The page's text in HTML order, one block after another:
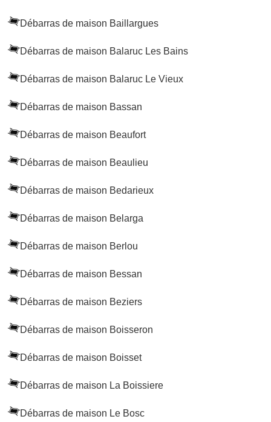
Débarras de maison Baillargues
Débarras de maison Balaruc Les Bains
Débarras de maison Balaruc Le Vieux
Débarras de maison Bassan
Débarras de maison Beaufort
Débarras de maison Beaulieu
Débarras de maison Bedarieux
Débarras de maison Belarga
Débarras de maison Berlou
Débarras de maison Bessan
Débarras de maison Beziers
Débarras de maison Boisseron
Débarras de maison Boisset
Débarras de maison La Boissiere
Débarras de maison Le Bosc